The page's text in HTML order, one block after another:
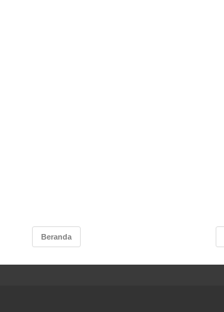
Beranda